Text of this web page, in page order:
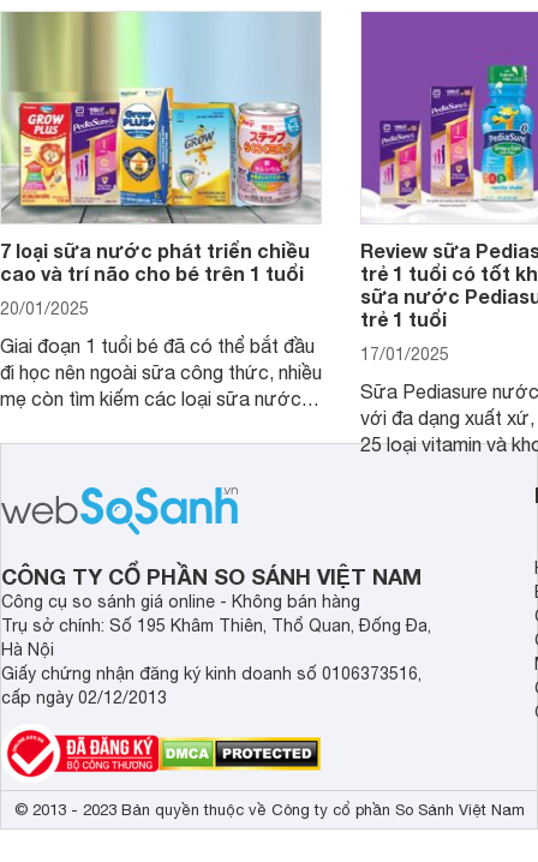
Pediasure Grow &amp; Gain hiện nay
cùng Websosanh.vn
7 loại sữa nước phát triển chiều
cao và trí não cho bé trên 1 tuổi
20/01/2025
Giai đoạn 1 tuổi bé đã có thể bắt đầu
đi học nên ngoài sữa công thức, nhiều
mẹ còn tìm kiếm các loại sữa nước
trẻ. Dưới đây là 7 loại sữa nước phát
1 tuổi tốt mà mẹ bỉm nên lựa chọn.
Review sữa
trẻ 1 tuổi có tốt
sữa nước
trẻ 1 tuổi
17/01/2025
Sữa Pediasure
với đa dạng xuất
25 loại vitamin và
CÔNG TY CỔ PHẦN SO SÁNH VIỆT NAM
Công cụ so sánh giá online - Không bán hàng
Trụ sở chính: Số 195 Khâm Thiên, Thổ Quan, Đống Đa,
Hà Nội
Giấy chứng nhận đăng ký kinh doanh số 0106373516,
cấp ngày 02/12/2013
© 2013 - 2023 Bản quyền thuộc về Công ty cổ phần So Sánh Việt Nam